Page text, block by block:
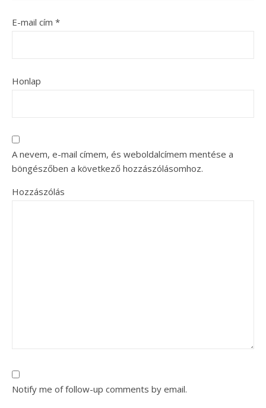
E-mail cím *
Honlap
A nevem, e-mail címem, és weboldalcímem mentése a
böngészőben a következő hozzászólásomhoz.
Hozzászólás
Notify me of follow-up comments by email.